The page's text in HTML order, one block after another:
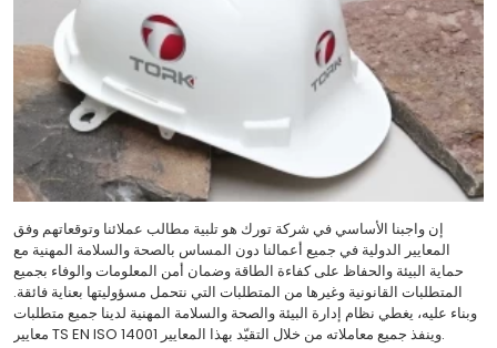
إن واجبنا الأساسي في شركة تورك هو تلبية مطالب عملائنا وتوقعاتهم وفق
المعايير الدولية في جميع أعمالنا دون المساس بالصحة والسلامة المهنية مع
حماية البيئة والحفاظ على كفاءة الطاقة وضمان أمن المعلومات والوفاء بجميع
المتطلبات القانونية وغيرها من المتطلبات التي نتحمل مسؤوليتها بعناية فائقة.
وبناء عليه، يغطي نظام إدارة البيئة والصحة والسلامة المهنية لدينا جميع متطلبات
معايير TS EN ISO 14001 وينفذ جميع معاملاته من خلال التقيّد بهذا المعايير.